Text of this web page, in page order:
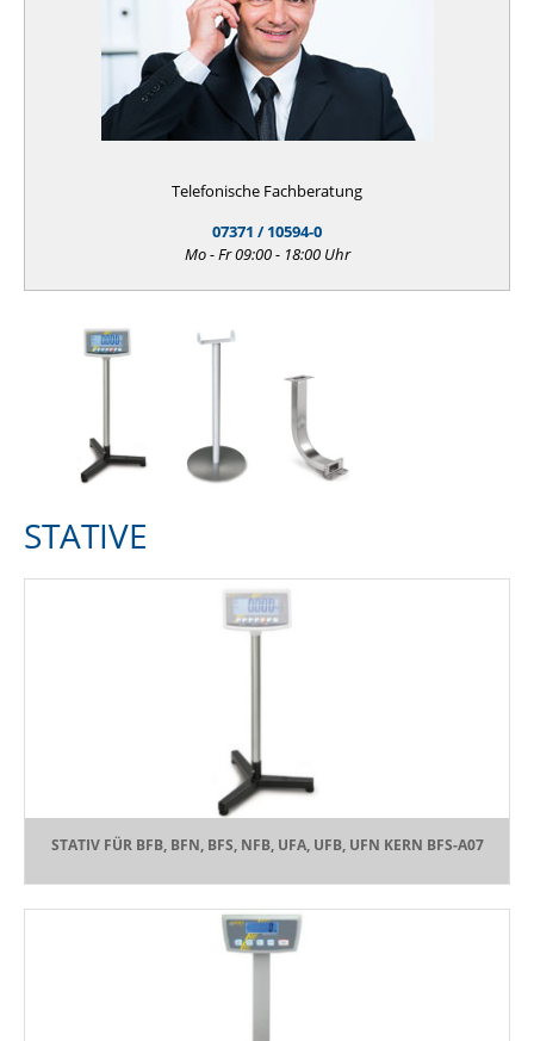
Telefonische Fachberatung
07371 / 10594-0
Mo - Fr 09:00 - 18:00 Uhr
STATIVE
STATIV FÜR BFB, BFN, BFS, NFB, UFA, UFB, UFN KERN BFS-A07